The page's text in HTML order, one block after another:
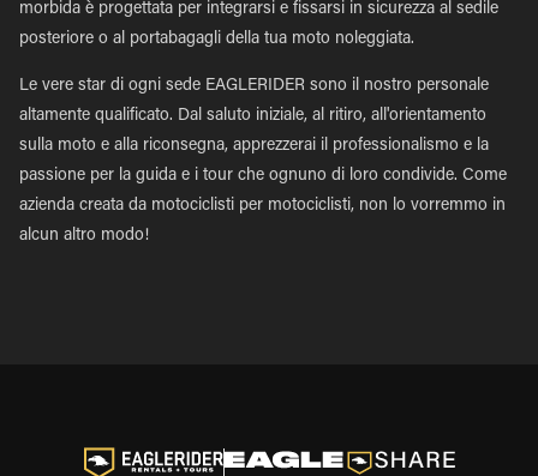
morbida è progettata per integrarsi e fissarsi in sicurezza al sedile
posteriore o al portabagagli della tua moto noleggiata.
Le vere star di ogni sede EAGLERIDER sono il nostro personale
altamente qualificato. Dal saluto iniziale, al ritiro, all'orientamento
sulla moto e alla riconsegna, apprezzerai il professionalismo e la
passione per la guida e i tour che ognuno di loro condivide. Come
azienda creata da motociclisti per motociclisti, non lo vorremmo in
alcun altro modo!